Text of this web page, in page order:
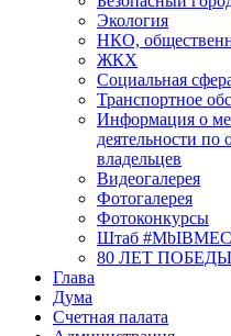
Экология
НКО,
ЖКХ
Социальная
Транспортное
Информация о
деятельности
владельцев
Видеогалерея
Фотогалерея
Фотоконкурсы
Штаб
80 ЛЕТ ПОБЕДЫ
Глава
Дума
Счетная палата